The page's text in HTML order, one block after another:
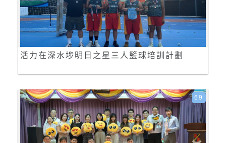
活力在深水埗明日之星三人籃球培訓計劃
69